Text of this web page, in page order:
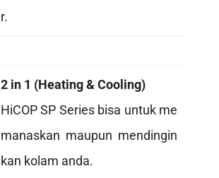
r.
2 in 1 (Heating & Cooling)
HiCOP SP Series bisa untuk me
manaskan maupun mendingin
kan kolam anda.